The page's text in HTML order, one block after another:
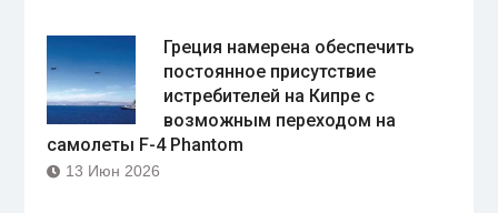
Греция намерена обеспечить
постоянное присутствие
истребителей на Кипре с
возможным переходом на
самолеты F-4 Phantom
13 Июн 2026